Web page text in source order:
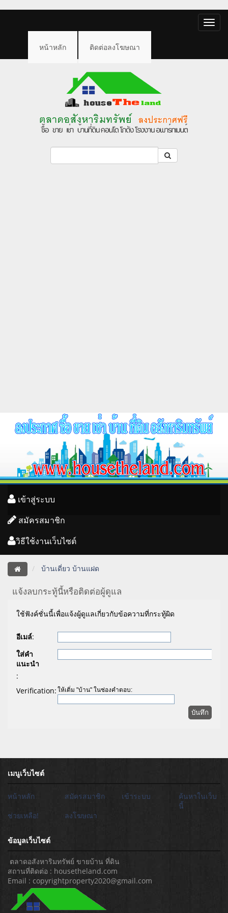
Toggle
หน้าหลัก ติดต่อลงโฆษณา
เข้าสู่ระบบ
สมัครสมาชิก
วิธีใช้งานเว็บไซต์
บ้านเดี่ยว บ้านแฝด
แจ้งลบกระทู้นี้หรือติดต่อผู้ดูแล
ใช้ฟังค์ชั่นนี้เพื่อแจ้งผู้ดูแลเกี่ยวกับข้อความที่กระทู้ผิด
อีเมล์:
ใส่คำ
แนะนำ
:
Verification: ให้เติ่ม "บ้าน" ในช่องคำตอบ:
เมนูเว็บไซต์
หน้าหลัก สมัครสมาชิก เข้าระบบ
ค้นหาในเว็บ
นี้
ช่วยเหลือ!
ลงโฆษณา
ข้อมูลเว็บไซต์
ตลาดอสังหาริมทรัพย์ ขายบ้าน ที่ดิน
สถานที่ติดต่อ : housetheland.com
Email : copyrightproperty2020@gmail.com